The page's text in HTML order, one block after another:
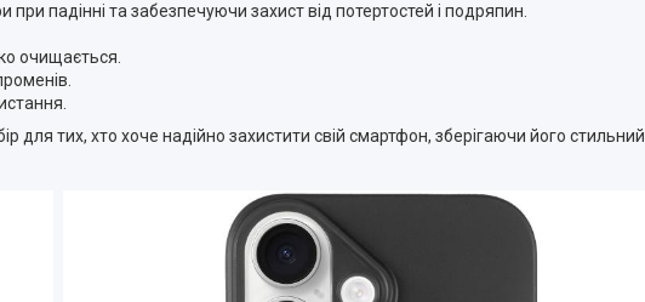
падінні та забезпечуючи захист від потертостей і подряпин.
очищається.
тих, хто хоче надійно захистити свій смартфон, зберігаючи його стильний